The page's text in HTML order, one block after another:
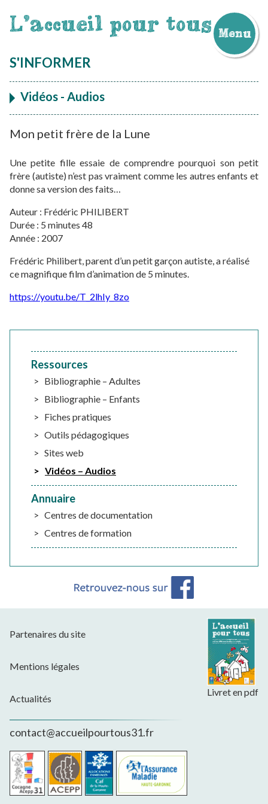
L'accueil pour tous Menu
au
S'INFORMER
Vidéos - Audios
Mon petit frère de la Lune
Une petite fille essaie de comprendre pourquoi son petit
frère (autiste) n’est pas vraiment comme les autres enfants et
donne sa version des faits…
Auteur : Frédéric PHILIBERT
Durée : 5 minutes 48
Année : 2007
Frédéric Philibert, parent d’un petit garçon autiste, a réalisé
ce magnifique film d’animation de 5 minutes.
https://youtu.be/T_2lhIy_8zo
Ressources
Bibliographie – Adultes
Bibliographie – Enfants
Fiches pratiques
Outils pédagogiques
Sites web
Vidéos – Audios
Annuaire
Centres de documentation
Centres de formation
Livret en pdf
Partenaires du site
Mentions légales
Actualités
contact@accueilpourtous31.fr